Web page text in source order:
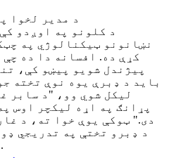
د مدیر لخوا په ۲۵-۱۱-
د کلونو په اوږدو
نښانونو ټیکنالوژي په
کړې ده. افسانه دا ده چې
پیژندل شویو پیښو کې،
باید د ډبرې یوه نوې تخته
لیکل شوي وو، "د سابر
دی." ټوکې یوې خوا ته، د
د ډبرو تختې په تدریجي
هواره کړه.